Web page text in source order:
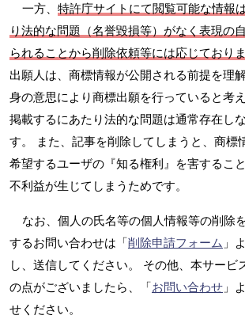
一方、 特許庁サイトにて閲覧可能な情報
り法的な問題（名誉毀損等）がなく表現の
られることから削除依頼等には応じており
出願人は、商標情報が公開される前提を理
身の意思により商標出願を行っていると考
掲載するにあたり法的な問題は通常存在し
す。 また、記事を削除してしまうと、商標
希望するユーザの『知る権利』を害するこ
不利益が生じてしまうためです。
なお、個人の氏名等の個人情報等の削除
するお問い合わせは「削除申請フォーム 」
し、送信してください。 その他、本サービ
の点がございましたら、「お問い合わせ 」
せください。